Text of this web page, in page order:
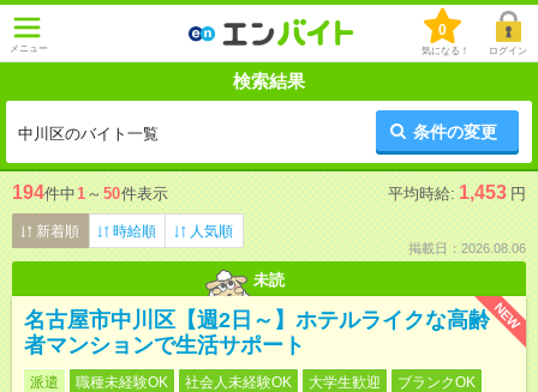
メニュー
0
気になる！ ログイン
検索結果
中川区のバイト一覧 条件の変更
194件中1 ～ 50件表示 平均時給: 1,453 円
新着順 時給順 人気順
掲載日：2026.08.06
未読
NEW
名古屋市中川区【週2日～】ホテルライクな高齢
者マンションで生活サポート
派遣 職種未経験OK 社会人未経験OK 大学生歓迎
ブランクOK